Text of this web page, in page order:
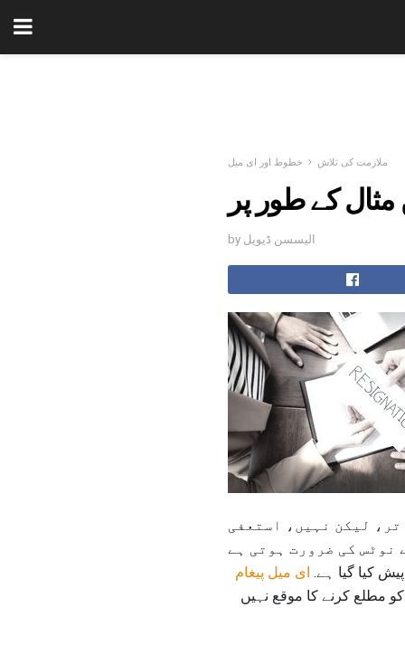
ملازمت کی تلاش خطوط اور ای میل
کے طور پر
by الیسسن ڈیویل
تر، لیکن نہیں، استعفی
کیا گیا ہے. ای میل پیغام
مطلع کرنے کا موقع نہیں